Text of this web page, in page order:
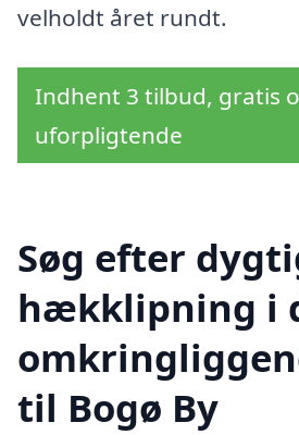
velholdt året rundt.
Indhent 3 tilbud, gratis
uforpligtende
Søg efter
hækklipning i
til Bogø By